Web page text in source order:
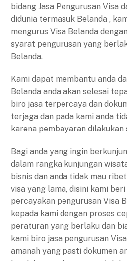
bidang Jasa Pengurusan Visa
didunia termasuk Belanda ,
mengurus Visa Belanda
syarat pengurusan yang
Belanda.
Kami dapat membantu anda
Belanda anda akan selesai
biro jasa terpercaya dan
terjaga dan pada kami anda
karena pembayaran dilakukan
Bagi anda yang ingin
dalam rangka kunjungan
bisnis dan anda tidak mau
visa yang lama, disini kami
percayakan pengurusan Visa
kepada kami dengan proses
peraturan yang berlaku dan
kami biro jasa pengurusan
amanah yang pasti dokumen